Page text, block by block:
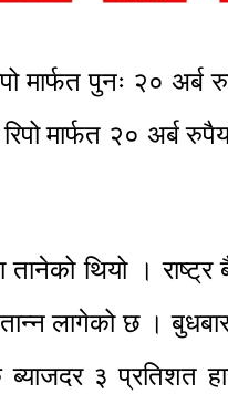
मार्फत पुनः २० अर्ब
मार्फत २० अर्ब
तानेको थियो ।
लागेको छ । बुधबार
३ प्रतिशत